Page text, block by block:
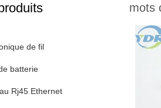
de fil
batterie
Rj45 Ethernet
mots